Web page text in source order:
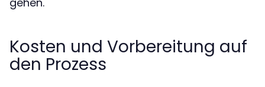
Kosten und Vorbereitung auf
den Prozess